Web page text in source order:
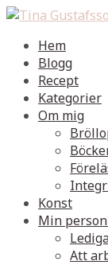
Hem
Blogg
Recept
Kategorier
Om mig
Konst
Min
Att